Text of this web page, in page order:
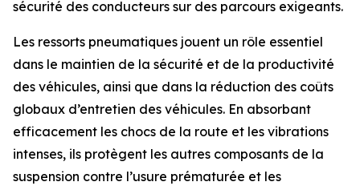
sécurité des conducteurs sur des parcours exigeants.
Les ressorts pneumatiques jouent un rôle essentiel
dans le maintien de la sécurité et de la productivité
des véhicules, ainsi que dans la réduction des coûts
globaux d’entretien des véhicules. En absorbant
efficacement les chocs de la route et les vibrations
intenses, ils protègent les autres composants de la
suspension contre l’usure prématurée et les